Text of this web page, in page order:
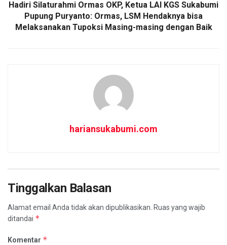
Hadiri Silaturahmi Ormas OKP, Ketua LAI KGS Sukabumi
Pupung Puryanto: Ormas, LSM Hendaknya bisa
Melaksanakan Tupoksi Masing-masing dengan Baik
hariansukabumi.com
Tinggalkan Balasan
Alamat email Anda tidak akan dipublikasikan. Ruas yang wajib
ditandai *
Komentar *